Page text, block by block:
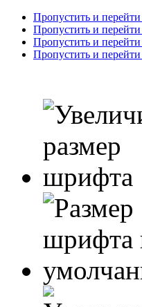
Пропустить и
Пропустить и
Пропустить и
Пропустить и